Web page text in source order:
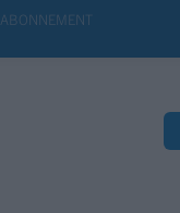
ABONNEMENT